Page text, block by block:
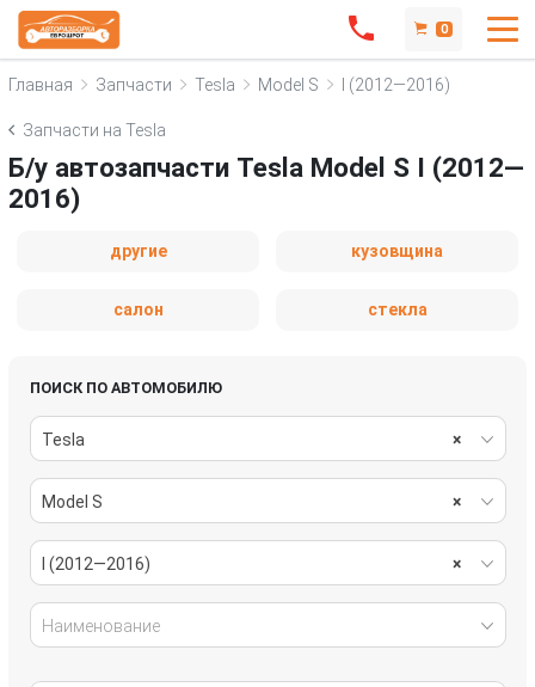
0
Главная Запчасти Tesla Model S I (2012—2016)
Запчасти на Tesla
Б/у автозапчасти Tesla Model S I (2012—
2016)
другие кузовщина
салон стекла
ПОИСК ПО АВТОМОБИЛЮ
×
Tesla
×
Model S
×
I (2012—2016)
Наименование